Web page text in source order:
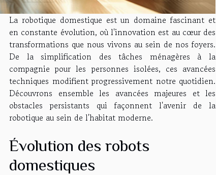
La robotique domestique est un domaine fascinant et
en constante évolution, où l'innovation est au cœur des
transformations que nous vivons au sein de nos foyers.
De la simplification des tâches ménagères à la
compagnie pour les personnes isolées, ces avancées
techniques modifient progressivement notre quotidien.
Découvrons ensemble les avancées majeures et les
obstacles persistants qui façonnent l'avenir de la
robotique au sein de l'habitat moderne.
Évolution des robots
domestiques